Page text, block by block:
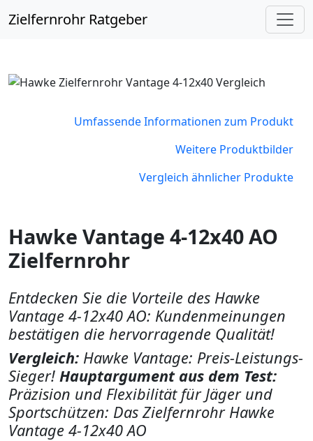
Zielfernrohr Ratgeber
Umfassende Informationen zum Produkt
Weitere Produktbilder
Vergleich ähnlicher Produkte
Hawke Vantage 4-12x40 AO
Zielfernrohr
Entdecken Sie die Vorteile des Hawke
Vantage 4-12x40 AO: Kundenmeinungen
bestätigen die hervorragende Qualität!
Vergleich: Hawke Vantage: Preis-Leistungs-
Sieger! Hauptargument aus dem Test:
Präzision und Flexibilität für Jäger und
Sportschützen: Das Zielfernrohr Hawke
Vantage 4-12x40 AO